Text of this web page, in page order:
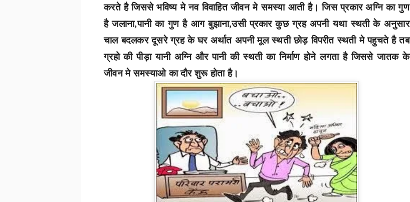
करते है जिससे भविष्य मे नव विवाहित जीवन मे समस्या आती है। जिस प्रकार अग्नि का गुण
है जलाना,पानी का गुण है आग बुझाना,उसी प्रकार कुछ ग्रह अपनी यथा स्थती के अनुसार
चाल बदलकर दूसरे ग्रह के घर अर्थात अपनी मूल स्थती छोड़ विपरीत स्थती मे पहुचते है तब
ग्रहो की पीड़ा यानी अग्नि और पानी की स्थती का निर्माण होने लगता है जिससे जातक के
जीवन मे समस्याओ का दौर शुरू होता है।